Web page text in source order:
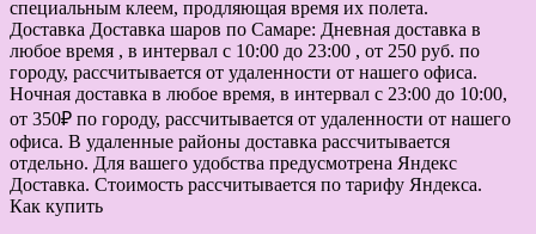
специальным клеем, продляющая время их полета.
Доставка Доставка шаров по Самаре: Дневная доставка в
любое время , в интервал с 10:00 до 23:00 , от 250 руб. по
городу, рассчитывается от удаленности от нашего офиса.
Ночная доставка в любое время, в интервал с 23:00 до 10:00,
от 350₽ по городу, рассчитывается от удаленности от нашего
офиса. В удаленные районы доставка рассчитывается
отдельно. Для вашего удобства предусмотрена Яндекс
Доставка. Стоимость рассчитывается по тарифу Яндекса.
Как купить